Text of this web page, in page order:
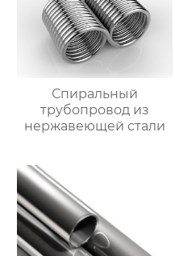
Спиральный
трубопровод из
нержавеющей стали